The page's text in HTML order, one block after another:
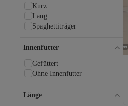
Keine Details
Kette
Konfusionen
Künstliche Feder
Kunstleder
Kunstpelz
Mit Gürtel
Kurz
Lang
Spaghettiträger
Innenfutter
Gefüttert
Ohne Innenfutter
Länge